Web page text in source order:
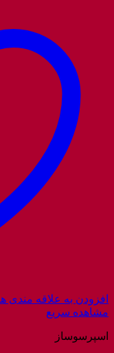
افزودن به علاقه مندی
مشاهده سریع
اسپرسوساز